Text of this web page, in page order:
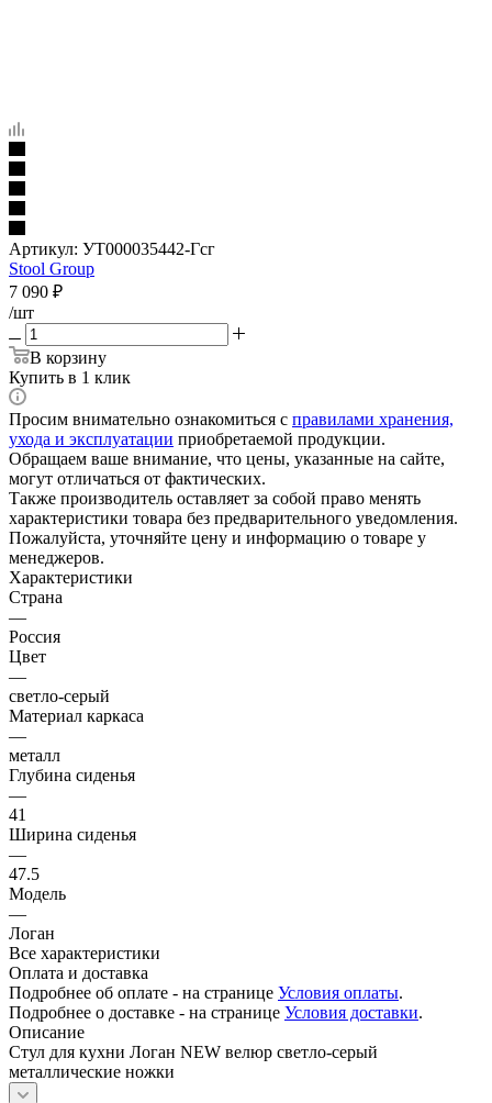
Артикул: УТ000035442-Гсг
Stool Group
7 090 ₽
/шт
В корзину
Купить в 1 клик
Просим внимательно ознакомиться с правилами хранения,
ухода и эксплуатации приобретаемой продукции.
Обращаем ваше внимание, что цены, указанные на сайте,
могут отличаться от фактических.
Также производитель оставляет за собой право менять
характеристики товара без предварительного уведомления.
Пожалуйста, уточняйте цену и информацию о товаре у
менеджеров.
Характеристики
Страна
—
Россия
Цвет
—
светло-серый
Материал каркаса
—
металл
Глубина сиденья
—
41
Ширина сиденья
—
47.5
Модель
—
Логан
Все характеристики
Оплата и доставка
Подробнее об оплате - на странице Условия оплаты.
Подробнее о доставке - на странице Условия доставки.
Описание
Стул для кухни Логан NEW велюр светло-серый
металлические ножки